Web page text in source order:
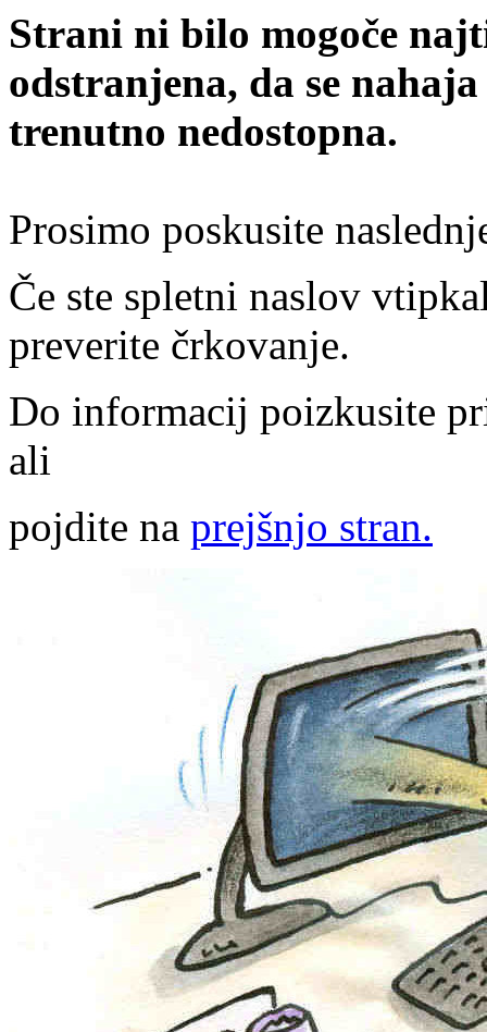
Strani ni bilo mogoče
odstranjena, da se
trenutno nedostopna.
Prosimo poskusite
Če ste spletni naslov
preverite črkovanje.
Do informacij poizkusite
ali
pojdite na prejšnjo stran.